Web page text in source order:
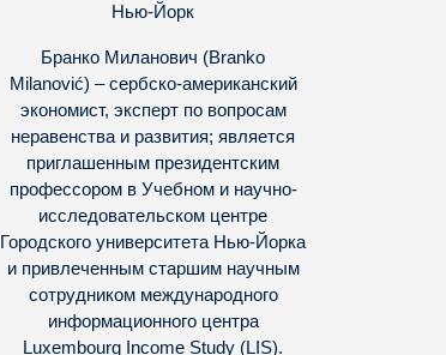
Нью-Йорк
Бранко Миланович (Branko
Milanović) – сербско-американский
экономист, эксперт по вопросам
неравенства и развития; является
приглашенным президентским
профессором в Учебном и научно-
исследовательском центре
Городского университета Нью-Йорка
и привлеченным старшим научным
сотрудником международного
информационного центра
Luxembourg Income Study (LIS).